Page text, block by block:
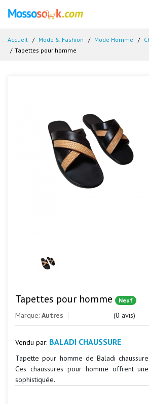
Accueil Mode & Fashion Mode Homme
Tapettes pour homme
Tapettes pour homme Neuf
Marque: Autres (0 avis)
Vendu par: BALADI CHAUSSURE
Tapette pour homme de Baladi
Ces chaussures pour homme offrent
sophistiquée.